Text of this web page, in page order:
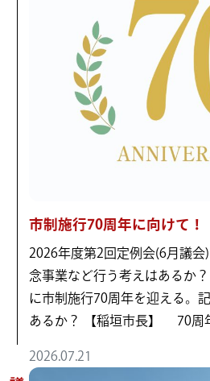
市制施行70周年に向けて！
2026年度第2回定例会(6月議
念事業など行う考えはあるか
に市制施行70周年を迎える。
あるか？ 【稲垣市長】 70周
2026.07.21